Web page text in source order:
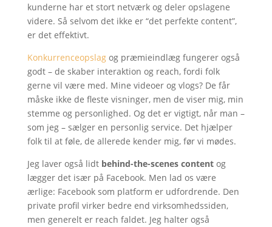
kunderne har et stort netværk og deler opslagene
videre. Så selvom det ikke er “det perfekte content”,
er det effektivt.
Konkurrenceopslagog præmieindlæg fungerer også
godt – de skaber interaktion og reach, fordi folk
gerne vil være med. Mine videoer og vlogs? De får
måske ikke de fleste visninger, men de viser mig, min
stemme og personlighed. Og det er vigtigt, når man –
som jeg – sælger en personlig service. Det hjælper
folk til at føle, de allerede kender mig, før vi mødes.
Jeg laver også lidt behind-the-scenes contentog
lægger det især på Facebook. Men lad os være
ærlige: Facebook som platform er udfordrende. Den
private profil virker bedre end virksomhedssiden,
men generelt er reach faldet. Jeg halter også